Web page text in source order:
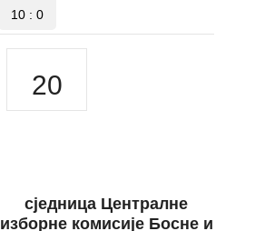
10 : 0
20
сједница Централне
изборне комисије Босне и